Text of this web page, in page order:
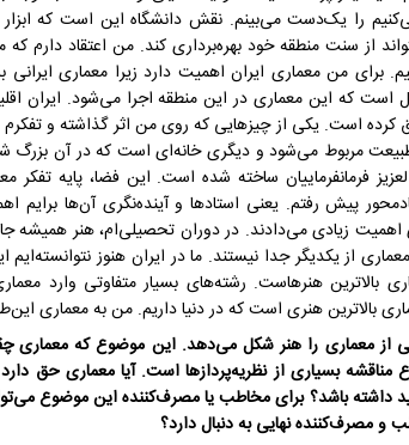
را یک‌دست می‌بینم. نقش دانشگاه این است که
از سنت منطقه خود بهره‌برداری کند. من اعتقاد دارم که
برای من معماری ایران اهمیت دارد زیرا معماری
است که این معماری در این منطقه اجرا می‌شود. ایران
کرده است. یکی از چیزهایی که روی من اثر گذاشته و
مربوط می‌شود و دیگری خانه‌ای است که در آن بزرگ
فرمانفرماییان ساخته شده است. این فضا، پایه
پیش رفتم. یعنی استادها و آینده‌نگری آن‌ها برایم
اهمیت زیادی می‌دادند. در دوران تحصیلی‌ام، هنر همیشه
از یکدیگر جدا نیستند. ما در ایران هنوز
بالاترین هنرهاست. رشته‌های بسیار متفاوتی وارد
بالاترین هنری است که در دنیا داریم. من به معماری
از معماری را هنر شکل می‌دهد. این موضوع که معماری
بسیاری از نظریه‌پردازها است. آیا معماری حق دارد
داشته باشد؟ برای مخاطب یا مصرف‌کننده این موضوع
و مصرف‌کننده نهایی به دنبال دارد؟